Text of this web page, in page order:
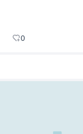
0